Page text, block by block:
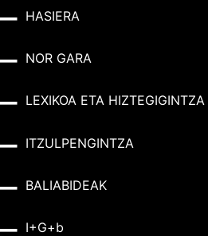
HASIERA
NOR GARA
LEXIKOA ETA HIZTEGIGINTZA
ITZULPENGINTZA
BALIABIDEAK
I+G+b